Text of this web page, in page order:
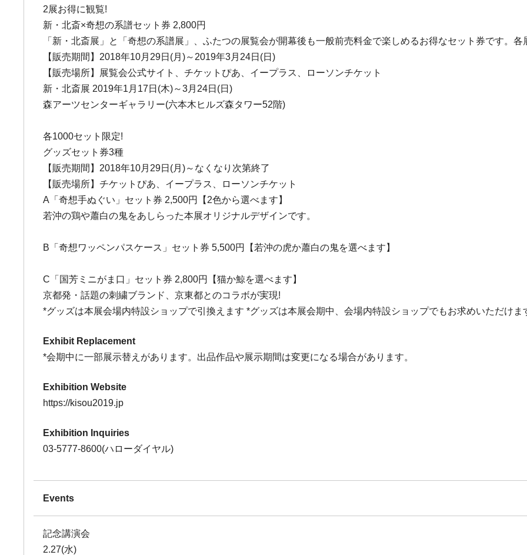
2展お得に観覧!
新・北斎×奇想の系譜セット券 2,800円
「新・北斎展」と「奇想の系譜展」、ふたつの展覧会が開幕後も一般前売料金で楽しめるお得なセット券です。
【販売期間】2018年10月29日(月)～2019年3月24日(日)
【販売場所】展覧会公式サイト、チケットぴあ、イープラス、ローソンチケット
新・北斎展 2019年1月17日(木)～3月24日(日)
森アーツセンターギャラリー(六本木ヒルズ森タワー52階)
各1000セット限定!
グッズセット券3種
【販売期間】2018年10月29日(月)～なくなり次第終了
【販売場所】チケットぴあ、イープラス、ローソンチケット
A「奇想手ぬぐい」セット券 2,500円【2色から選べます】
若沖の鶏や蕭白の鬼をあしらった本展オリジナルデザインです。
B「奇想ワッペンパスケース」セット券 5,500円【若沖の虎か蕭白の鬼を選べます】
C「国芳ミニがま口」セット券 2,800円【猫か鯨を選べます】
京都発・話題の刺繍ブランド、京東都とのコラボが実現!
*グッズは本展会場内特設ショップで引換えます *グッズは本展会期中、会場内特設ショップでもお求めいただけま
Exhibit Replacement
*会期中に一部展示替えがあります。出品作品や展示期間は変更になる場合があります。
Exhibition Website
https://kisou2019.jp
Exhibition Inquiries
03-5777-8600(ハローダイヤル)
Events
記念講演会
2.27(水)